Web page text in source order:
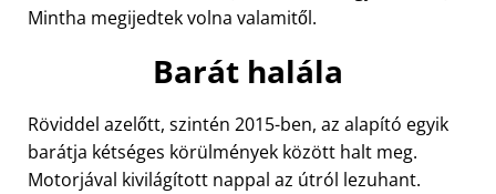
Mintha megijedtek volna valamitől.
Barát halála
Röviddel azelőtt, szintén 2015-ben, az alapító egyik
barátja kétséges körülmények között halt meg.
Motorjával kivilágított nappal az útról lezuhant.